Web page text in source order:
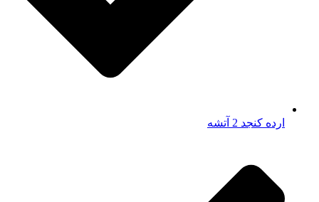
ارده کنجد 2 آتشه